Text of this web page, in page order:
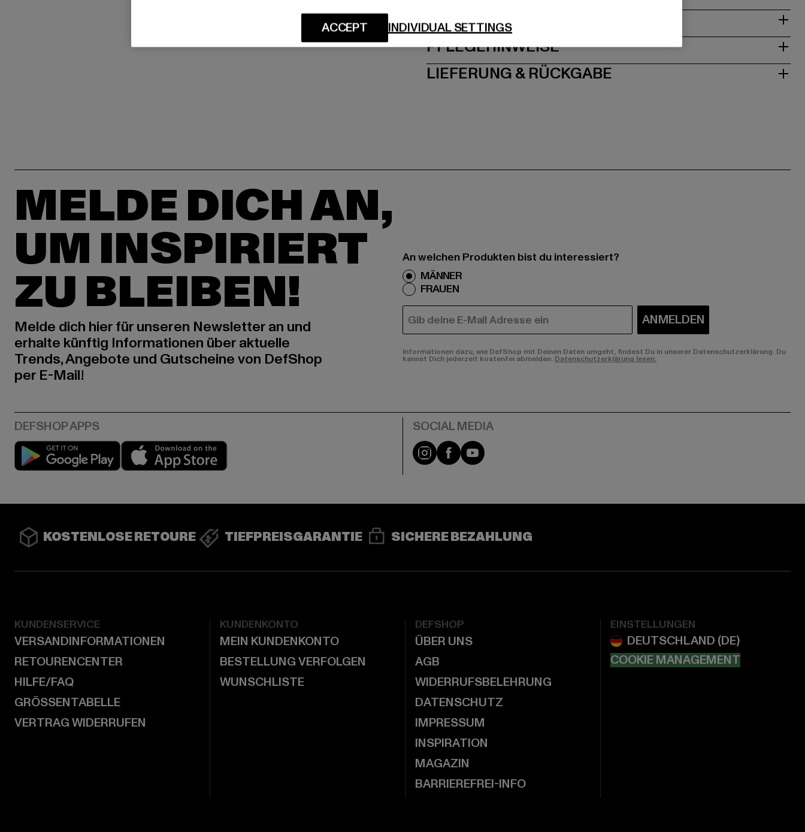
GRÖSSE & PASSFORM
PFLEGEHINWEISE
LIEFERUNG & RÜCKGABE
MELDE DICH AN,
UM INSPIRIERT
ZU BLEIBEN!
Melde dich hier für unseren Newsletter an und
erhalte künftig Informationen über aktuelle
Trends, Angebote und Gutscheine von DefShop
per E-Mail!
An welchen Produkten bist du interessiert?
MÄNNER
FRAUEN
E-MAIL ANMELDEN
Informationen dazu, wie DefShop mit Deinen Daten umgeht, findest Du in unserer Datenschutzerklärung. Du
kannst Dich jederzeit kostenfei abmelden. Datenschutzerklärung lesen.
Play market Instagram
FacebookYouTube
KOSTENLOSE RETOURE TIEFPREISGARANTIE SICHERE BEZAHLUNG
KUNDENSERVICE
VERSANDINFORMATIONEN
RETOURENCENTER
HILFE/FAQ
GRÖSSENTABELLE
VERTRAG WIDERRUFEN
KUNDENKONTO
MEIN KUNDENKONTO
BESTELLUNG VERFOLGEN
WUNSCHLISTE
DEFSHOP
ÜBER UNS
AGB
WIDERRUFSBELEHRUNG
DATENSCHUTZ
IMPRESSUM
INSPIRATION
MAGAZIN
BARRIEREFREI-INFO
EINSTELLUNGEN
COOKIE MANAGEMENT
INDIVIDUAL SETTINGS
ACCEPT